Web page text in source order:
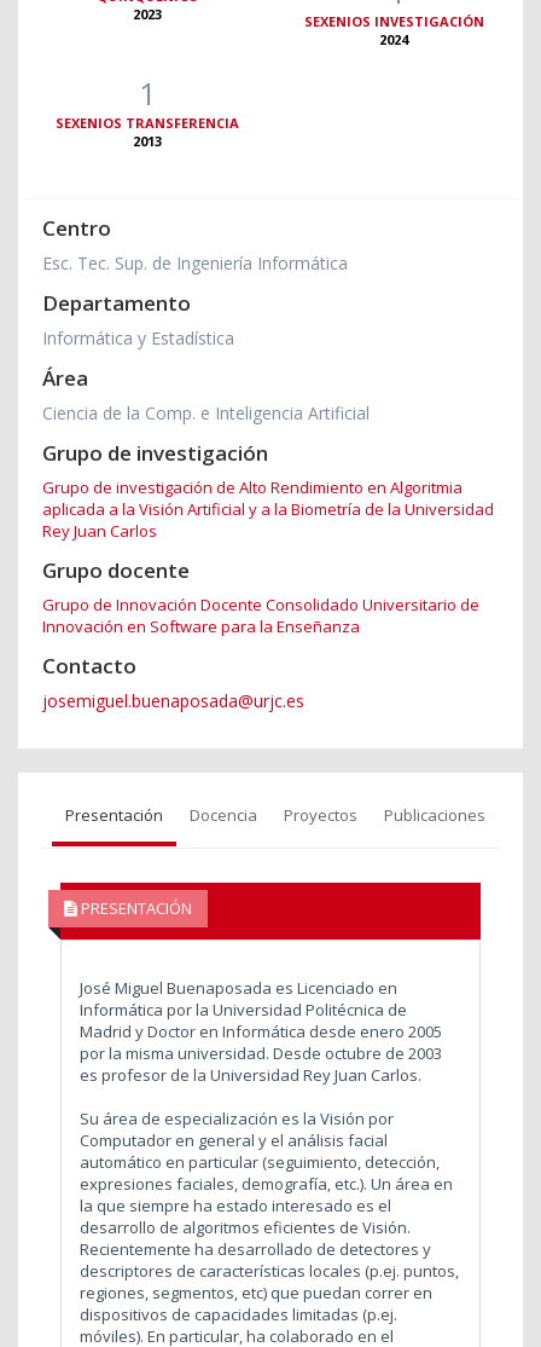
2023
SEXENIOS INVESTIGACIÓN
2024
1
SEXENIOS TRANSFERENCIA
2013
Centro
Esc. Tec. Sup. de Ingeniería Informática
Departamento
Informática y Estadística
Área
Ciencia de la Comp. e Inteligencia Artificial
Grupo de investigación
Grupo de investigación de Alto Rendimiento en Algoritmia
aplicada a la Visión Artificial y a la Biometría de la Universidad
Rey Juan Carlos
Grupo docente
Grupo de Innovación Docente Consolidado Universitario de
Innovación en Software para la Enseñanza
Contacto
josemiguel.buenaposada@urjc.es
Presentación Docencia Proyectos Publicaciones
PRESENTACIÓN
José Miguel Buenaposada es Licenciado en
Informática por la Universidad Politécnica de
Madrid y Doctor en Informática desde enero 2005
por la misma universidad. Desde octubre de 2003
es profesor de la Universidad Rey Juan Carlos.
Su área de especialización es la Visión por
Computador en general y el análisis facial
automático en particular (seguimiento, detección,
expresiones faciales, demografía, etc.). Un área en
la que siempre ha estado interesado es el
desarrollo de algoritmos eficientes de Visión.
Recientemente ha desarrollado de detectores y
descriptores de características locales (p.ej. puntos,
regiones, segmentos, etc) que puedan correr en
dispositivos de capacidades limitadas (p.ej.
móviles). En particular, ha colaborado en el